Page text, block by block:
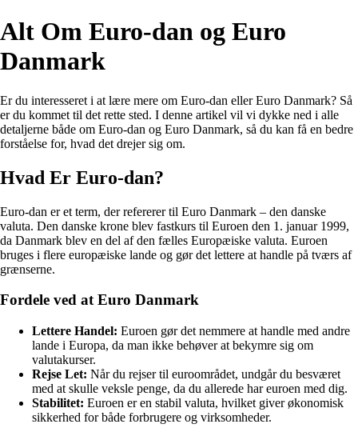
Alt Om Euro-dan og Euro
Danmark
Er du interesseret i at lære mere om Euro-dan eller Euro Danmark? Så
er du kommet til det rette sted. I denne artikel vil vi dykke ned i alle
detaljerne både om Euro-dan og Euro Danmark, så du kan få en bedre
forståelse for, hvad det drejer sig om.
Hvad Er Euro-dan?
Euro-dan er et term, der refererer til Euro Danmark – den danske
valuta. Den danske krone blev fastkurs til Euroen den 1. januar 1999,
da Danmark blev en del af den fælles Europæiske valuta. Euroen
bruges i flere europæiske lande og gør det lettere at handle på tværs af
grænserne.
Fordele ved at Euro Danmark
Lettere Handel: Euroen gør det nemmere at handle med andre
lande i Europa, da man ikke behøver at bekymre sig om
valutakurser.
Rejse Let: Når du rejser til euroområdet, undgår du besværet
med at skulle veksle penge, da du allerede har euroen med dig.
Stabilitet: Euroen er en stabil valuta, hvilket giver økonomisk
sikkerhed for både forbrugere og virksomheder.